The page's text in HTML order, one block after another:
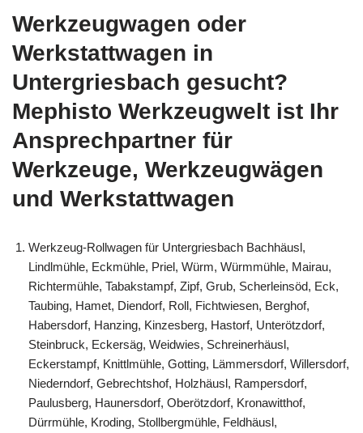
Werkzeugwagen oder
Werkstattwagen in
Untergriesbach gesucht?
Mephisto Werkzeugwelt ist Ihr
Ansprechpartner für
Werkzeuge, Werkzeugwägen
und Werkstattwagen
Werkzeug-Rollwagen für Untergriesbach Bachhäusl,
Lindlmühle, Eckmühle, Priel, Würm, Würmmühle, Mairau,
Richtermühle, Tabakstampf, Zipf, Grub, Scherleinsöd, Eck,
Taubing, Hamet, Diendorf, Roll, Fichtwiesen, Berghof,
Habersdorf, Hanzing, Kinzesberg, Hastorf, Unterötzdorf,
Steinbruck, Eckersäg, Weidwies, Schreinerhäusl,
Eckerstampf, Knittlmühle, Gotting, Lämmersdorf, Willersdorf,
Niederndorf, Gebrechtshof, Holzhäusl, Rampersdorf,
Paulusberg, Haunersdorf, Oberötzdorf, Kronawitthof,
Dürrmühle, Kroding, Stollbergmühle, Feldhäusl,